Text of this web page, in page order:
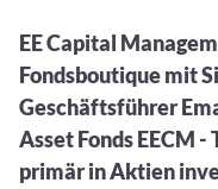
Eigene Portfolios
EE Capital
Fondsboutique mit
Geschäftsführer
Asset Fonds EECM
primär in Aktien